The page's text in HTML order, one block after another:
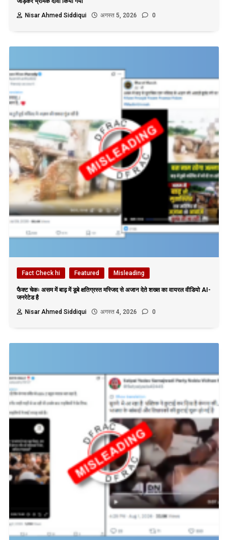
Nisar Ahmed Siddiqui
अगस्त 5, 2026 0
Fact Check hi Featured Misleading
फैक्ट चेकः असम में बाढ़ में डूबे क्षतिग्रस्त मस्जिद से अजान देते शख्स का वायरल वीडियो AI-
जनरेटेड है
Nisar Ahmed Siddiqui
अगस्त 4, 2026 0